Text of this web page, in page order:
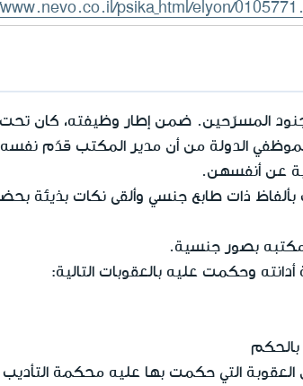
psika_html/elyon/
المسرّحين. ضمن إطار وظيفته، كان
لموظفي الدولة من أن مدير المكتب قدّم
عن أنفسهن.
بألفاظ ذات طابع جنسي وألقى نكات بذيئة
مكتبه بصور جنسية.
وحكمت عليه بالعقوبات التالية:
العقوبة التي حكمت بها عليه محكمة